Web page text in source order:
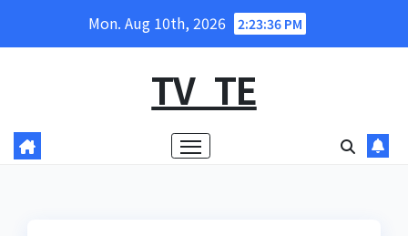
Mon. Aug 10th, 2026 2:23:37 PM
TV_TE